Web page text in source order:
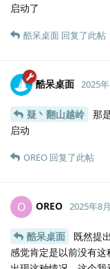
启动了
酷呆桌面 回复了此帖
酷呆桌面 2025
疑丶翻山越岭
那
启动
OREO 回复了此帖
O OREO 2025年8
酷呆桌面
既然提
感觉肯定是以前没有